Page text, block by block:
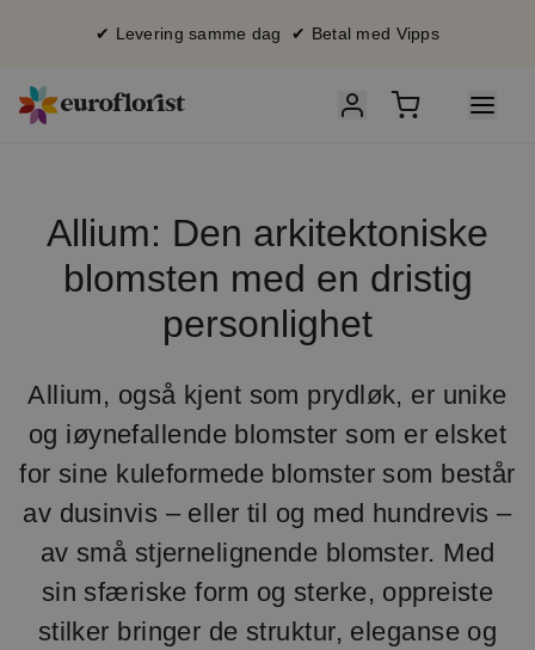
✔ Levering samme dag ✔ Betal med Vipps
Allium: Den arkitektoniske
blomsten med en dristig
personlighet
Allium, også kjent som prydløk, er unike
og iøynefallende blomster som er elsket
for sine kuleformede blomster som består
av dusinvis – eller til og med hundrevis –
av små stjernelignende blomster. Med
sin sfæriske form og sterke, oppreiste
stilker bringer de struktur, eleganse og